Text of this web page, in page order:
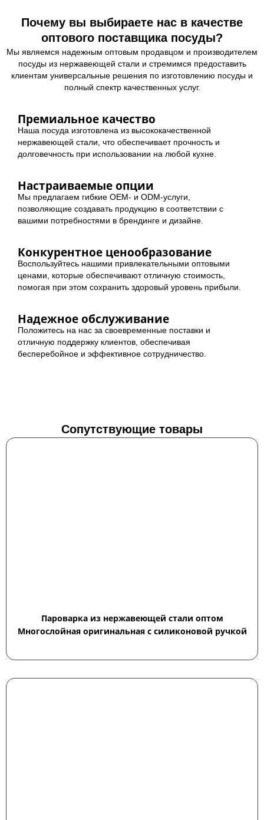
Почему вы выбираете нас в качестве
оптового поставщика посуды?
Мы являемся надежным оптовым продавцом и производителем
посуды из нержавеющей стали и стремимся предоставить
клиентам универсальные решения по изготовлению посуды и
полный спектр качественных услуг.
Премиальное качество
Наша посуда изготовлена из высококачественной
нержавеющей стали, что обеспечивает прочность и
долговечность при использовании на любой кухне.
Настраиваемые опции
Мы предлагаем гибкие OEM- и ODM-услуги,
позволяющие создавать продукцию в соответствии с
вашими потребностями в брендинге и дизайне.
Конкурентное ценообразование
Воспользуйтесь нашими привлекательными оптовыми
ценами, которые обеспечивают отличную стоимость,
помогая при этом сохранить здоровый уровень прибыли.
Надежное обслуживание
Положитесь на нас за своевременные поставки и
отличную поддержку клиентов, обеспечивая
бесперебойное и эффективное сотрудничество.
Сопутствующие товары
Пароварка из нержавеющей стали оптом
Многослойная оригинальная с силиконовой ручкой